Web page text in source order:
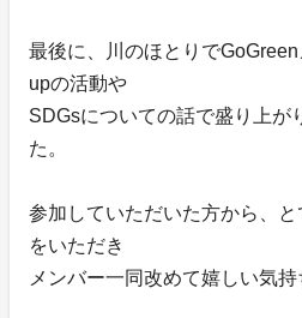
最後に、川のほとりで
upの活動や
SDGsについての話で盛り上が
た。
参加していただいた方から、
をいただき
メンバー一同改めて嬉しい気持